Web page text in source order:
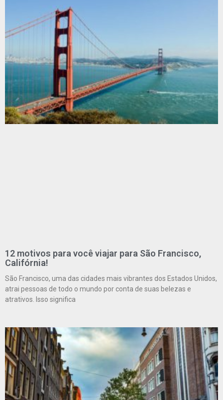
12 motivos para você viajar para São Francisco,
Califórnia!
São Francisco, uma das cidades mais vibrantes dos Estados Unidos,
atrai pessoas de todo o mundo por conta de suas belezas e
atrativos. Isso significa